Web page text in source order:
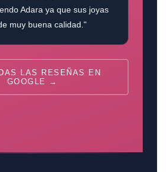
Adara ya que sus joyas
muy buena calidad."
LAS RESEÑAS EN
GOOGLE →